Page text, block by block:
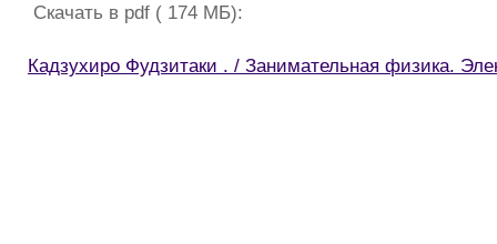
Скачать в pdf ( 174 МБ):
Кадзухиро Фудзитаки . / Занимательная физика.